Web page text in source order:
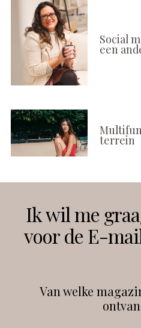
Social
een
terrein
Instagram
Ik wil me
voor de E-
Van welke